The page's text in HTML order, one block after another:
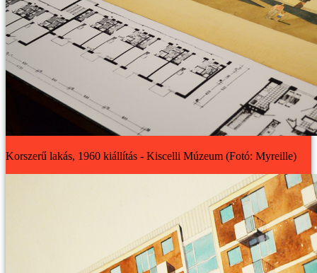
Korszerű lakás, 1960 kiállítás - Kiscelli Múzeum (Fotó: Myreille)